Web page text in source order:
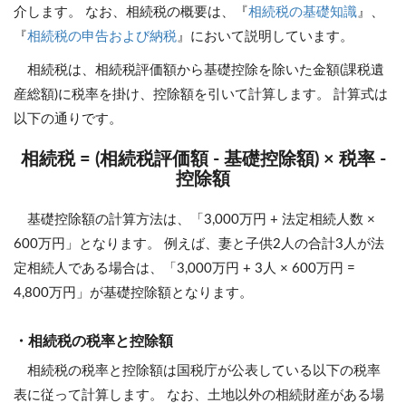
介します。 なお、相続税の概要は、『相続税の基礎知識 』、
『相続税の申告および納税 』において説明しています。
相続税は、相続税評価額から基礎控除を除いた金額(課税遺
産総額)に税率を掛け、控除額を引いて計算します。 計算式は
以下の通りです。
相続税 = (相続税評価額 - 基礎控除額) × 税率 -
控除額
基礎控除額の計算方法は、「3,000万円 + 法定相続人数 ×
600万円」となります。 例えば、妻と子供2人の合計3人が法
定相続人である場合は、「3,000万円 + 3人 × 600万円 =
4,800万円」が基礎控除額となります。
・相続税の税率と控除額
相続税の税率と控除額は国税庁が公表している以下の税率
表に従って計算します。 なお、土地以外の相続財産がある場